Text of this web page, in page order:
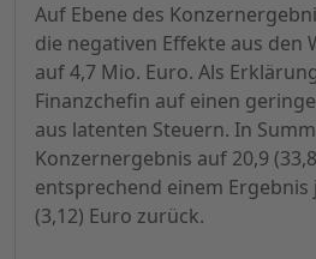
Auf Ebene des
die negativen Effekte aus den
auf 4,7 Mio. Euro. Als
Finanzchefin auf einen
aus latenten Steuern. In
Konzernergebnis auf 20,9
entsprechend einem Ergebnis
(3,12) Euro zurück.